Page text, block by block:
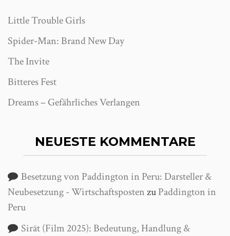
Little Trouble Girls
Spider-Man: Brand New Day
The Invite
Bitteres Fest
Dreams – Gefährliches Verlangen
NEUESTE KOMMENTARE
Besetzung von Paddington in Peru: Darsteller &
Neubesetzung - WirtschaftspostenzuPaddington in
Peru
Sirāt (Film 2025): Bedeutung, Handlung &